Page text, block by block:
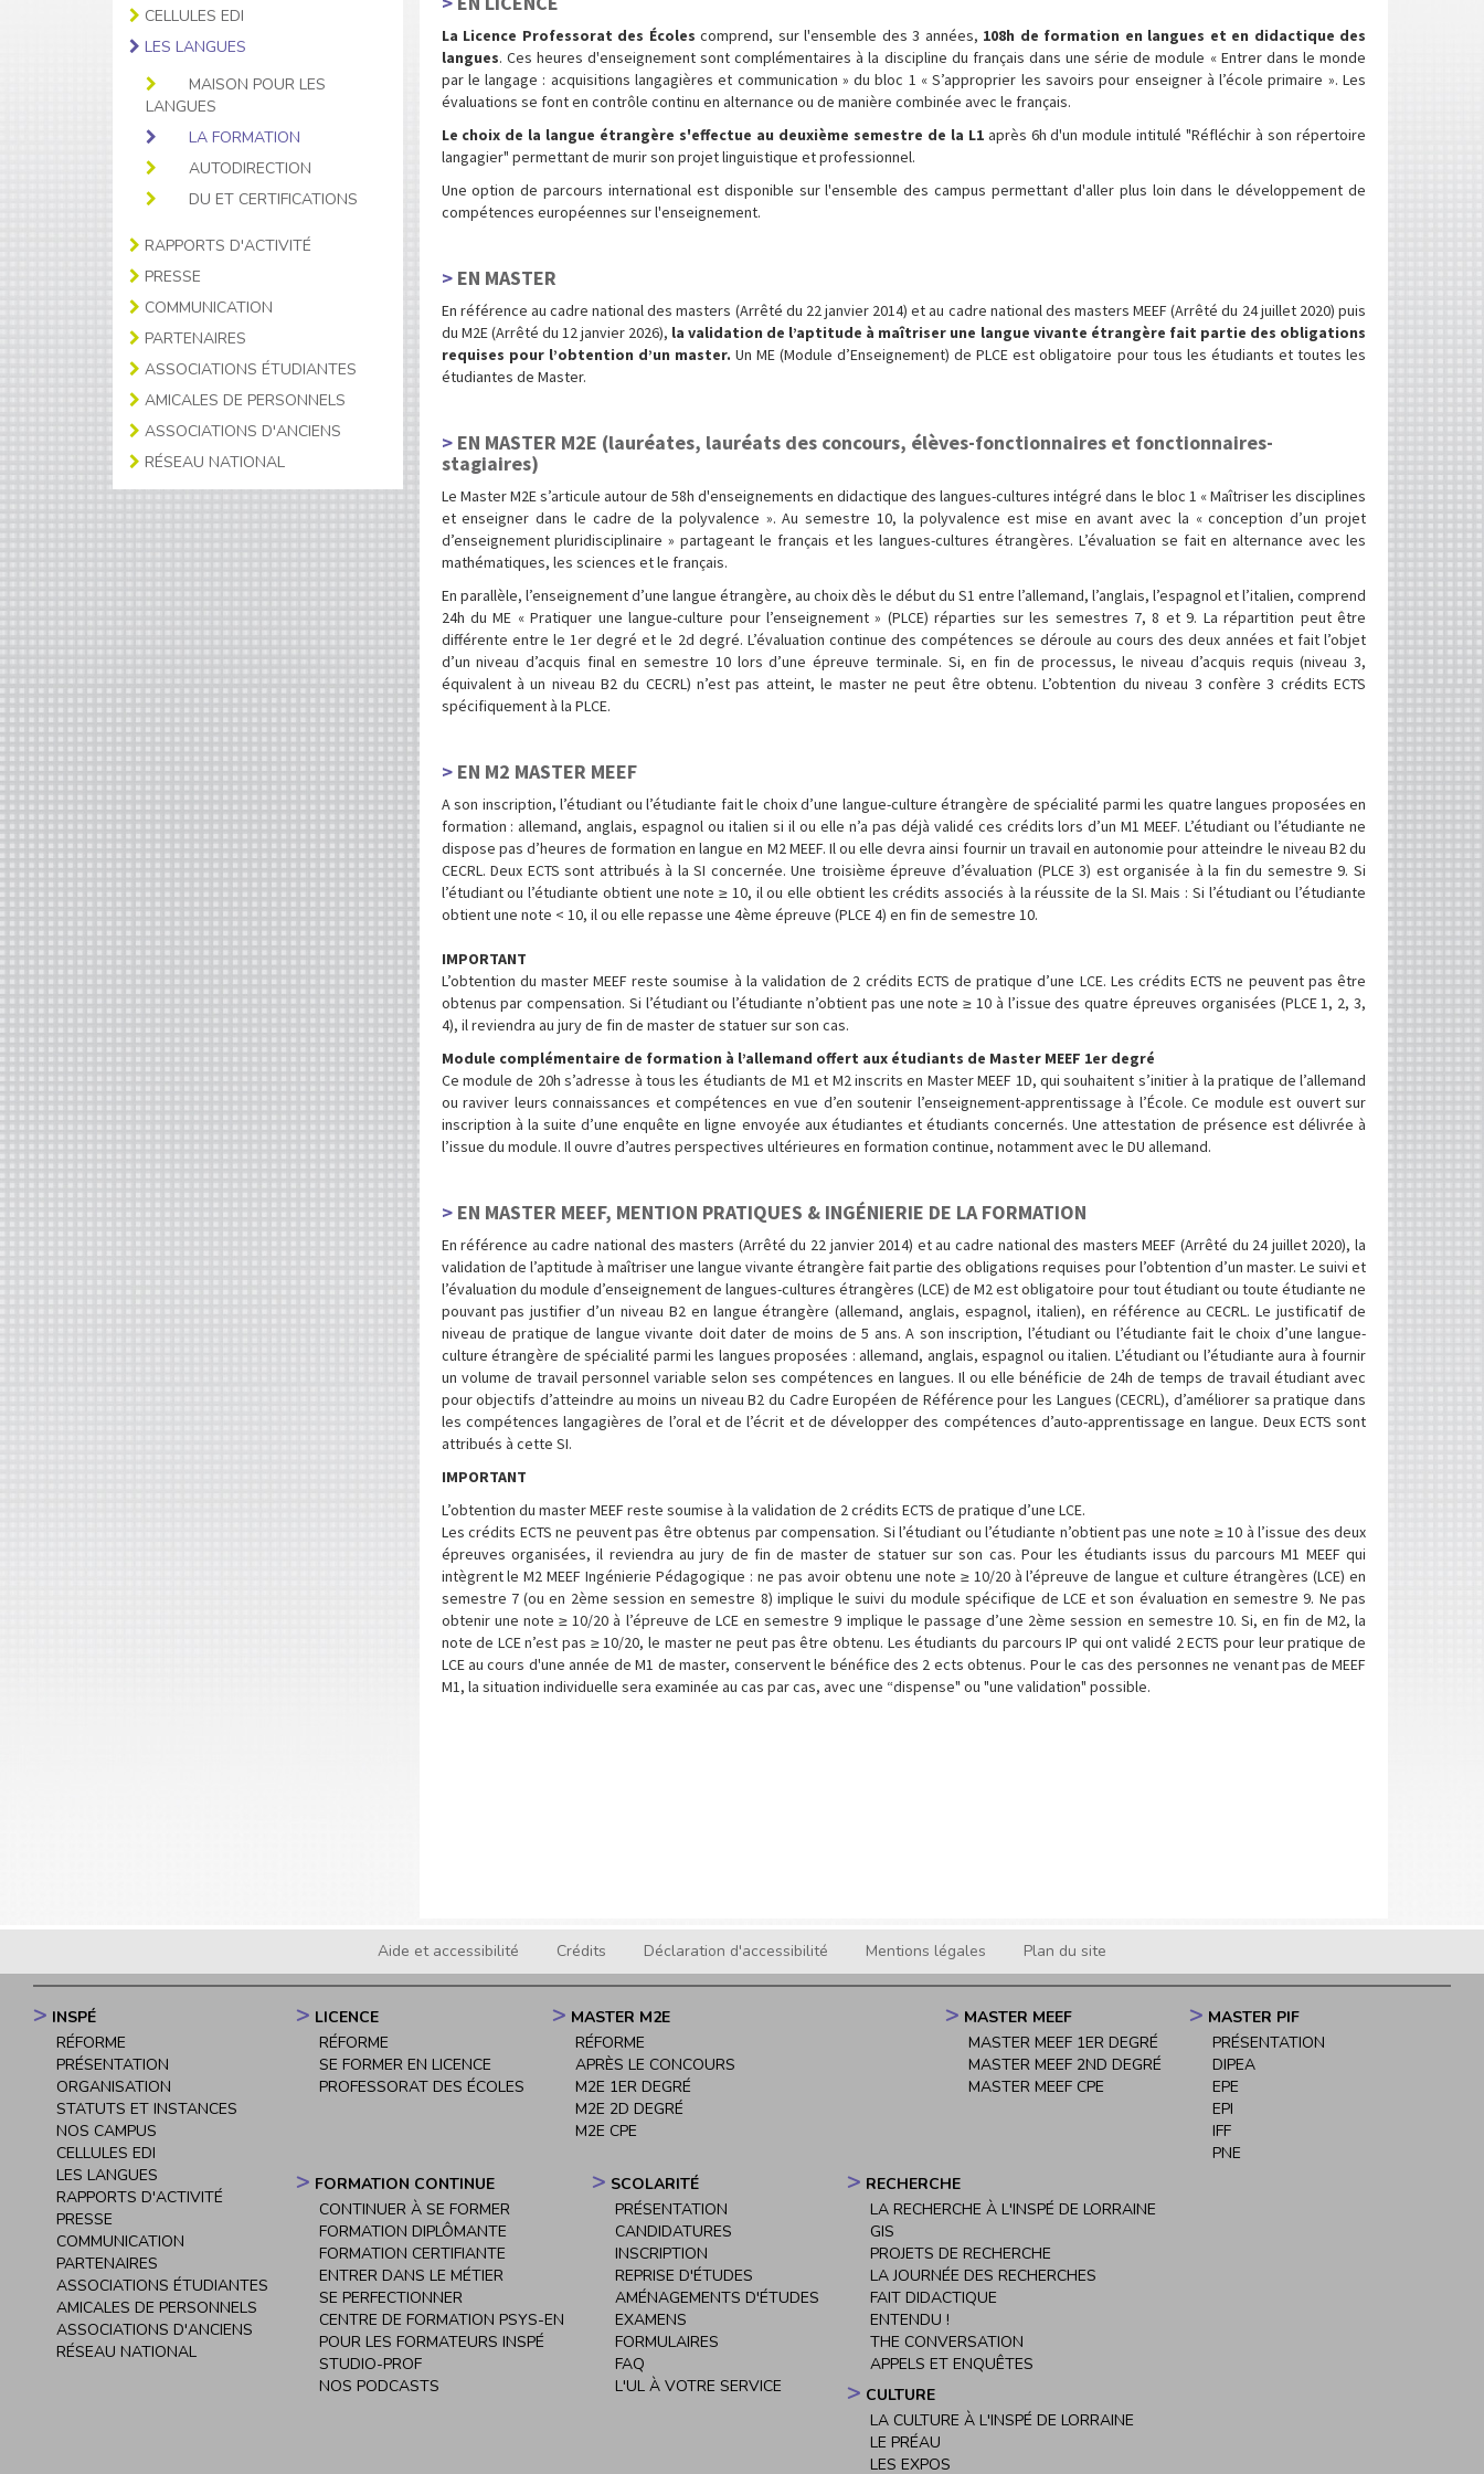
CELLULES EDI
LES LANGUES
MAISON POUR LES
LANGUES
LA FORMATION
AUTODIRECTION
DU ET CERTIFICATIONS
RAPPORTS D'ACTIVITÉ
PRESSE
COMMUNICATION
PARTENAIRES
ASSOCIATIONS ÉTUDIANTES
AMICALES DE PERSONNELS
ASSOCIATIONS D'ANCIENS
RÉSEAU NATIONAL
La Licence Professorat des Écoles comprend, sur l'ensemble des 3 années, 108h de formation en langues et en didactique des
langues. Ces heures d'enseignement sont complémentaires à la discipline du français dans une série de module « Entrer dans le monde
par le langage : acquisitions langagières et communication » du bloc 1 « S’approprier les savoirs pour enseigner à l’école primaire ». Les
évaluations se font en contrôle continu en alternance ou de manière combinée avec le français.
Le choix de la langue étrangère s'effectue au deuxième semestre de la L1 après 6h d'un module intitulé "Réfléchir à son répertoire
langagier" permettant de murir son projet linguistique et professionnel.
Une option de parcours international est disponible sur l'ensemble des campus permettant d'aller plus loin dans le développement de
compétences européennes sur l'enseignement.
EN MASTER
En référence au cadre national des masters (Arrêté du 22 janvier 2014) et au cadre national des masters MEEF (Arrêté du 24 juillet 2020) puis
du M2E (Arrêté du 12 janvier 2026), la validation de l’aptitude à maîtriser une langue vivante étrangère fait partie des obligations
requises pour l’obtention d’un master. Un ME (Module d’Enseignement) de PLCE est obligatoire pour tous les étudiants et toutes les
étudiantes de Master.
EN MASTER M2E (lauréates, lauréats des concours, élèves-fonctionnaires et fonctionnaires-
stagiaires)
Le Master M2E s’articule autour de 58h d'enseignements en didactique des langues-cultures intégré dans le bloc 1 « Maîtriser les disciplines
et enseigner dans le cadre de la polyvalence ». Au semestre 10, la polyvalence est mise en avant avec la « conception d’un projet
d’enseignement pluridisciplinaire » partageant le français et les langues-cultures étrangères. L’évaluation se fait en alternance avec les
mathématiques, les sciences et le français.
En parallèle, l’enseignement d’une langue étrangère, au choix dès le début du S1 entre l’allemand, l’anglais, l’espagnol et l’italien, comprend
24h du ME « Pratiquer une langue-culture pour l’enseignement » (PLCE) réparties sur les semestres 7, 8 et 9. La répartition peut être
différente entre le 1er degré et le 2d degré. L’évaluation continue des compétences se déroule au cours des deux années et fait l’objet
d’un niveau d’acquis final en semestre 10 lors d’une épreuve terminale. Si, en fin de processus, le niveau d’acquis requis (niveau 3,
équivalent à un niveau B2 du CECRL) n’est pas atteint, le master ne peut être obtenu. L’obtention du niveau 3 confère 3 crédits ECTS
spécifiquement à la PLCE.
EN M2 MASTER MEEF
A son inscription, l’étudiant ou l’étudiante fait le choix d’une langue-culture étrangère de spécialité parmi les quatre langues proposées en
formation : allemand, anglais, espagnol ou italien si il ou elle n’a pas déjà validé ces crédits lors d’un M1 MEEF. L’étudiant ou l’étudiante ne
dispose pas d’heures de formation en langue en M2 MEEF. Il ou elle devra ainsi fournir un travail en autonomie pour atteindre le niveau B2 du
CECRL. Deux ECTS sont attribués à la SI concernée. Une troisième épreuve d’évaluation (PLCE 3) est organisée à la fin du semestre 9. Si
l’étudiant ou l’étudiante obtient une note ≥ 10, il ou elle obtient les crédits associés à la réussite de la SI. Mais : Si l’étudiant ou l’étudiante
obtient une note < 10, il ou elle repasse une 4ème épreuve (PLCE 4) en fin de semestre 10.
IMPORTANT
L’obtention du master MEEF reste soumise à la validation de 2 crédits ECTS de pratique d’une LCE. Les crédits ECTS ne peuvent pas être
obtenus par compensation. Si l’étudiant ou l’étudiante n’obtient pas une note ≥ 10 à l’issue des quatre épreuves organisées (PLCE 1, 2, 3,
4), il reviendra au jury de fin de master de statuer sur son cas.
Module complémentaire de formation à l’allemand offert aux étudiants de Master MEEF 1er degré
Ce module de 20h s’adresse à tous les étudiants de M1 et M2 inscrits en Master MEEF 1D, qui souhaitent s’initier à la pratique de l’allemand
ou raviver leurs connaissances et compétences en vue d’en soutenir l’enseignement-apprentissage à l’École. Ce module est ouvert sur
inscription à la suite d’une enquête en ligne envoyée aux étudiantes et étudiants concernés. Une attestation de présence est délivrée à
l’issue du module. Il ouvre d’autres perspectives ultérieures en formation continue, notamment avec le DU allemand.
EN MASTER MEEF, MENTION PRATIQUES & INGÉNIERIE DE LA FORMATION
En référence au cadre national des masters (Arrêté du 22 janvier 2014) et au cadre national des masters MEEF (Arrêté du 24 juillet 2020), la
validation de l’aptitude à maîtriser une langue vivante étrangère fait partie des obligations requises pour l’obtention d’un master. Le suivi et
l’évaluation du module d’enseignement de langues-cultures étrangères (LCE) de M2 est obligatoire pour tout étudiant ou toute étudiante ne
pouvant pas justifier d’un niveau B2 en langue étrangère (allemand, anglais, espagnol, italien), en référence au CECRL. Le justificatif de
niveau de pratique de langue vivante doit dater de moins de 5 ans. A son inscription, l’étudiant ou l’étudiante fait le choix d’une langue-
culture étrangère de spécialité parmi les langues proposées : allemand, anglais, espagnol ou italien. L’étudiant ou l’étudiante aura à fournir
un volume de travail personnel variable selon ses compétences en langues. Il ou elle bénéficie de 24h de temps de travail étudiant avec
pour objectifs d’atteindre au moins un niveau B2 du Cadre Européen de Référence pour les Langues (CECRL), d’améliorer sa pratique dans
les compétences langagières de l’oral et de l’écrit et de développer des compétences d’auto-apprentissage en langue. Deux ECTS sont
attribués à cette SI.
IMPORTANT
L’obtention du master MEEF reste soumise à la validation de 2 crédits ECTS de pratique d’une LCE.
Les crédits ECTS ne peuvent pas être obtenus par compensation. Si l’étudiant ou l’étudiante n’obtient pas une note ≥ 10 à l’issue des deux
épreuves organisées, il reviendra au jury de fin de master de statuer sur son cas. Pour les étudiants issus du parcours M1 MEEF qui
intègrent le M2 MEEF Ingénierie Pédagogique : ne pas avoir obtenu une note ≥ 10/20 à l’épreuve de langue et culture étrangères (LCE) en
semestre 7 (ou en 2ème session en semestre 8) implique le suivi du module spécifique de LCE et son évaluation en semestre 9. Ne pas
obtenir une note ≥ 10/20 à l’épreuve de LCE en semestre 9 implique le passage d’une 2ème session en semestre 10. Si, en fin de M2, la
note de LCE n’est pas ≥ 10/20, le master ne peut pas être obtenu. Les étudiants du parcours IP qui ont validé 2 ECTS pour leur pratique de
LCE au cours d'une année de M1 de master, conservent le bénéfice des 2 ects obtenus. Pour le cas des personnes ne venant pas de MEEF
M1, la situation individuelle sera examinée au cas par cas, avec une “dispense" ou "une validation" possible.
Footer
menu
Aide et accessibilité Crédits Déclaration d'accessibilité Mentions légales Plan du site
Navigation
principale
INSPÉ
RÉFORME
PRÉSENTATION
ORGANISATION
STATUTS ET INSTANCES
NOS CAMPUS
CELLULES EDI
LES LANGUES
RAPPORTS D'ACTIVITÉ
PRESSE
COMMUNICATION
PARTENAIRES
ASSOCIATIONS ÉTUDIANTES
AMICALES DE PERSONNELS
ASSOCIATIONS D'ANCIENS
RÉSEAU NATIONAL
LICENCE
RÉFORME
SE FORMER EN LICENCE
PROFESSORAT DES ÉCOLES
MASTER M2E
RÉFORME
APRÈS LE CONCOURS
M2E 1ER DEGRÉ
M2E 2D DEGRÉ
M2E CPE
MASTER MEEF
MASTER MEEF 1ER DEGRÉ
MASTER MEEF 2ND DEGRÉ
MASTER MEEF CPE
MASTER PIF
PRÉSENTATION
DIPEA
EPE
EPI
IFF
PNE
FORMATION CONTINUE
CONTINUER À SE FORMER
FORMATION DIPLÔMANTE
FORMATION CERTIFIANTE
ENTRER DANS LE MÉTIER
SE PERFECTIONNER
CENTRE DE FORMATION PSYS-EN
POUR LES FORMATEURS INSPÉ
STUDIO-PROF
NOS PODCASTS
SCOLARITÉ
PRÉSENTATION
CANDIDATURES
INSCRIPTION
REPRISE D'ÉTUDES
AMÉNAGEMENTS D'ÉTUDES
EXAMENS
FORMULAIRES
FAQ
L'UL À VOTRE SERVICE
RECHERCHE
LA RECHERCHE À L'INSPÉ DE LORRAINE
GIS
PROJETS DE RECHERCHE
LA JOURNÉE DES RECHERCHES
FAIT DIDACTIQUE
ENTENDU !
THE CONVERSATION
APPELS ET ENQUÊTES
CULTURE
LA CULTURE À L'INSPÉ DE LORRAINE
LE PRÉAU
LES EXPOS